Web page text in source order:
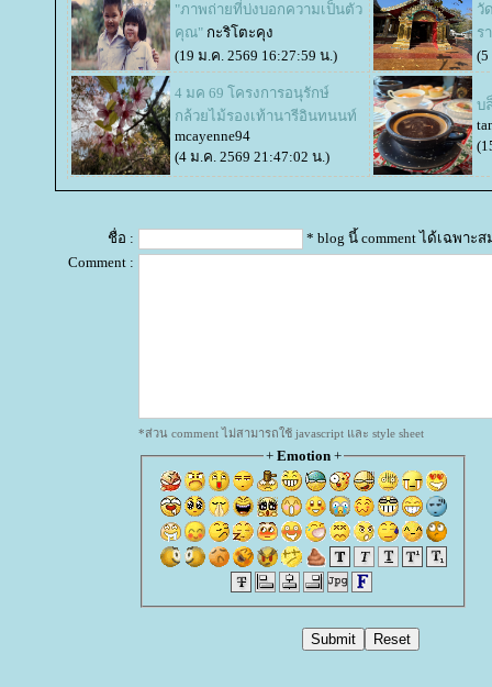
"ภาพถ่ายที่บ่งบอกความเป็นตัว
คุณ" กะริโตะคุง
(19 ม.ค. 2569 16:27:59 น.)
วั
ร
(5
4 มค 69 โครงการอนุรักษ์
กล้วยไม้รองเท้านารีอินทนนท์
mcayenne94
(4 ม.ค. 2569 21:47:02 น.)
บ
ชื่อ :
* blog นี้ comment ได้เฉพาะ
Comment :
*ส่วน comment ไม่สามารถใช้ javascript และ style sheet
+ Emotion+